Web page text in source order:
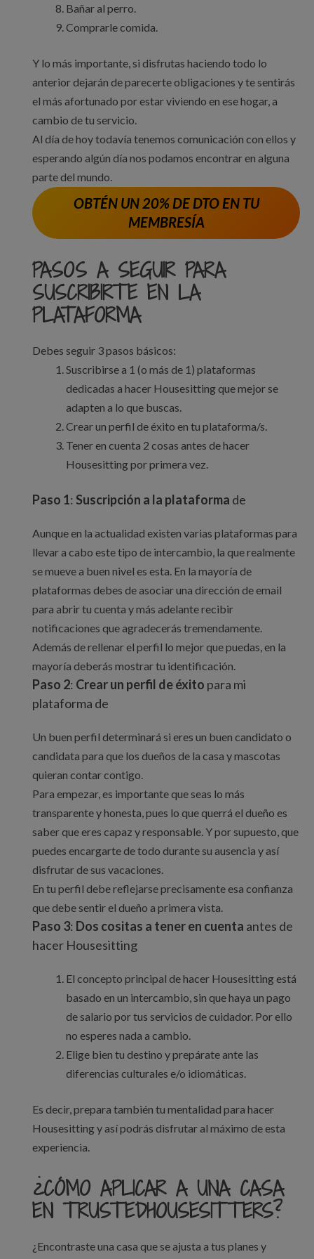
Bañar al perro.
Comprarle comida.
Y lo más importante, si disfrutas haciendo todo lo
anterior dejarán de parecerte obligaciones y te sentirás
el más afortunado por estar viviendo en ese hogar, a
cambio de tu servicio.
Al día de hoy todavía tenemos comunicación con ellos y
esperando algún día nos podamos encontrar en alguna
parte del mundo.
OBTÉN UN 20% DE DTO EN TU
MEMBRESÍA
PASOS A SEGUIR PARA
SUSCRIBIRTE EN LA
PLATAFORMA
Debes seguir 3 pasos básicos:
Suscribirse a 1 (o más de 1) plataformas
dedicadas a hacer Housesitting que mejor se
adapten a lo que buscas.
Crear un perfil de éxito en tu plataforma/s.
Tener en cuenta 2 cosas antes de hacer
Housesitting por primera vez.
Paso 1: Suscripción a la plataforma de
Aunque en la actualidad existen varias plataformas para
llevar a cabo este tipo de intercambio, la que realmente
se mueve a buen nivel es esta. En la mayoría de
plataformas debes de asociar una dirección de email
para abrir tu cuenta y más adelante recibir
notificaciones que agradecerás tremendamente.
Además de rellenar el perfil lo mejor que puedas, en la
mayoría deberás mostrar tu identificación.
Paso 2: Crear un perfil de éxito para mi
plataforma de
Un buen perfil determinará si eres un buen candidato o
candidata para que los dueños de la casa y mascotas
quieran contar contigo.
Para empezar, es importante que seas lo más
transparente y honesta, pues lo que querrá el dueño es
saber que eres capaz y responsable. Y por supuesto, que
puedes encargarte de todo durante su ausencia y así
disfrutar de sus vacaciones.
En tu perfil debe reflejarse precisamente esa confianza
que debe sentir el dueño a primera vista.
Paso 3: Dos cositas a tener en cuenta antes de
hacer Housesitting
El concepto principal de hacer Housesitting está
basado en un intercambio, sin que haya un pago
de salario por tus servicios de cuidador. Por ello
no esperes nada a cambio.
Elige bien tu destino y prepárate ante las
diferencias culturales e/o idiomáticas.
Es decir, prepara también tu mentalidad para hacer
Housesitting y así podrás disfrutar al máximo de esta
experiencia.
¿CÓMO APLICAR A UNA CASA
EN TRUSTEDHOUSESITTERS?
¿Encontraste una casa que se ajusta a tus planes y